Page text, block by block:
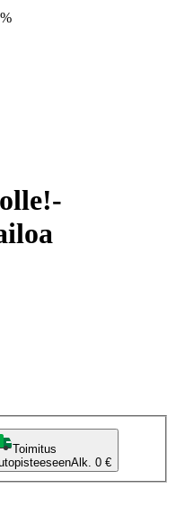
Toimitus
Alk. 0 €